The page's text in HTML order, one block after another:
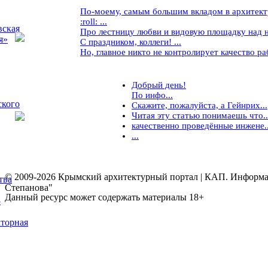
По-моему, самым большим вкладом в
:roll: ...
Про лестницу любви и видовую площадку над
С праздником, коллеги! ...
Но, главное никто не контролирует качество
Добрый день!
По инфо...
Скажите, пожалуйста, а Гейнрих...
Читая эту статью понимаешь
качественно проведённые
...
© 2009-2026 Крымский архитектурный портал | КАП.
Степанова"
Данный ресурс может содержать материалы 18+